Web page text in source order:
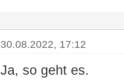
30.08.2022, 17:12
Ja, so geht es.